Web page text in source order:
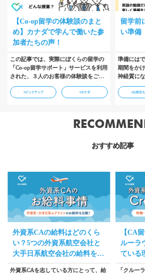
【Co-op留学の体験談のまと
め】カナダで学んで働いた参
加者たちの声！
この記事では、実際にぼくらの留学の
「Co-op留学サポート」サービスを利用
された、３人のお客様の体験談をご紹
方の話を聞くことはとても大切です。
ご紹介していきます！ぜひ参考になさ
#ピックアップ #カナダ
留学前
い準備
準備には
期間をか
神経質に
難しいの
ができ、
留学準備
#お役立
おすすめ記事
外資系CAの給料はどのくら
い？5つの外資系航空会社と
大手日系航空会社の給料を比
較！
外資系CAを志している方にとって、給
【CA
ルーラ
ている
な口コ
「クルー